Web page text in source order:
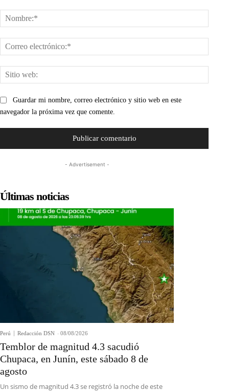
web:
Guardar mi nombre, correo electrónico y sitio web en este
navegador la próxima vez que comente.
- Advertisement -
Últimas noticias
Perú Redacción DSN - 08/08/2026
Temblor de magnitud 4.3 sacudió
Chupaca, en Junín, este sábado 8 de
agosto
Un sismo de magnitud 4.3 se registró la noche de este